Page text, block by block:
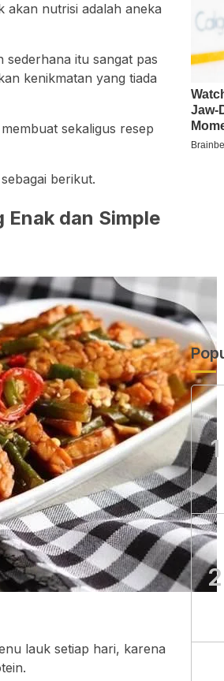
akan nutrisi adalah aneka
sederhana itu sangat pas
kenikmatan yang tiada
sekaligus resep
berikut.
Enak dan Simple
lauk setiap hari, karena
1
2